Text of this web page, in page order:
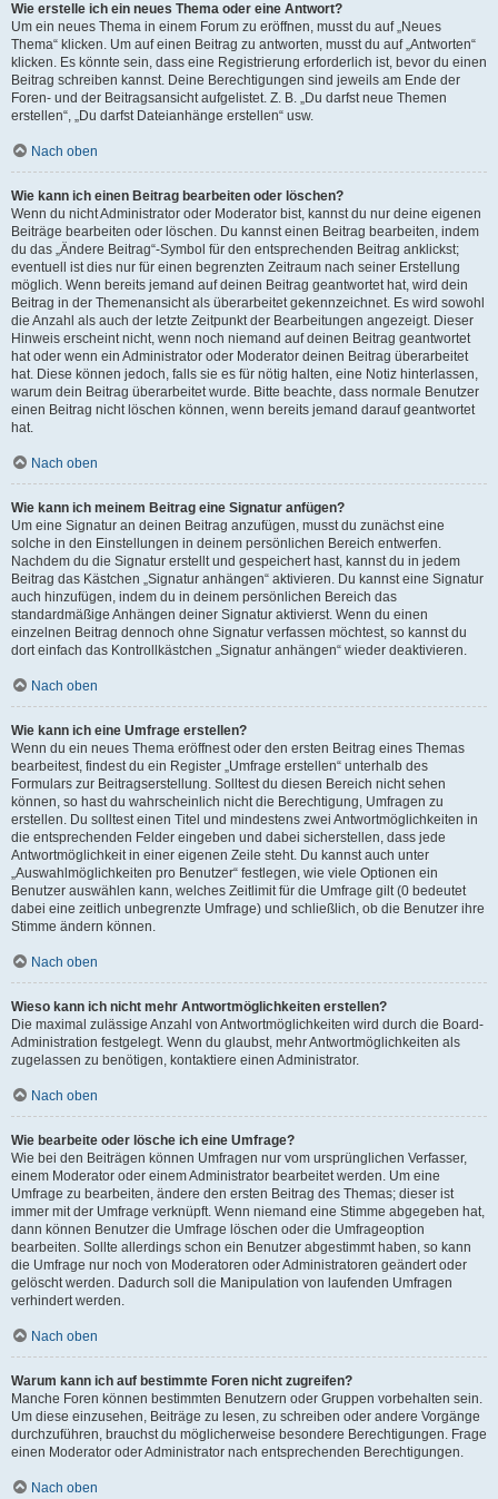
Wie erstelle ich ein neues Thema oder eine Antwort?
Um ein neues Thema in einem Forum zu eröffnen, musst du auf „Neues
Thema“ klicken. Um auf einen Beitrag zu antworten, musst du auf „Antworten“
klicken. Es könnte sein, dass eine Registrierung erforderlich ist, bevor du einen
Beitrag schreiben kannst. Deine Berechtigungen sind jeweils am Ende der
Foren- und der Beitragsansicht aufgelistet. Z. B. „Du darfst neue Themen
erstellen“, „Du darfst Dateianhänge erstellen“ usw.
Nach oben
Wie kann ich einen Beitrag bearbeiten oder löschen?
Wenn du nicht Administrator oder Moderator bist, kannst du nur deine eigenen
Beiträge bearbeiten oder löschen. Du kannst einen Beitrag bearbeiten, indem
du das „Ändere Beitrag“-Symbol für den entsprechenden Beitrag anklickst;
eventuell ist dies nur für einen begrenzten Zeitraum nach seiner Erstellung
möglich. Wenn bereits jemand auf deinen Beitrag geantwortet hat, wird dein
Beitrag in der Themenansicht als überarbeitet gekennzeichnet. Es wird sowohl
die Anzahl als auch der letzte Zeitpunkt der Bearbeitungen angezeigt. Dieser
Hinweis erscheint nicht, wenn noch niemand auf deinen Beitrag geantwortet
hat oder wenn ein Administrator oder Moderator deinen Beitrag überarbeitet
hat. Diese können jedoch, falls sie es für nötig halten, eine Notiz hinterlassen,
warum dein Beitrag überarbeitet wurde. Bitte beachte, dass normale Benutzer
einen Beitrag nicht löschen können, wenn bereits jemand darauf geantwortet
hat.
Nach oben
Wie kann ich meinem Beitrag eine Signatur anfügen?
Um eine Signatur an deinen Beitrag anzufügen, musst du zunächst eine
solche in den Einstellungen in deinem persönlichen Bereich entwerfen.
Nachdem du die Signatur erstellt und gespeichert hast, kannst du in jedem
Beitrag das Kästchen „Signatur anhängen“ aktivieren. Du kannst eine Signatur
auch hinzufügen, indem du in deinem persönlichen Bereich das
standardmäßige Anhängen deiner Signatur aktivierst. Wenn du einen
einzelnen Beitrag dennoch ohne Signatur verfassen möchtest, so kannst du
dort einfach das Kontrollkästchen „Signatur anhängen“ wieder deaktivieren.
Nach oben
Wie kann ich eine Umfrage erstellen?
Wenn du ein neues Thema eröffnest oder den ersten Beitrag eines Themas
bearbeitest, findest du ein Register „Umfrage erstellen“ unterhalb des
Formulars zur Beitragserstellung. Solltest du diesen Bereich nicht sehen
können, so hast du wahrscheinlich nicht die Berechtigung, Umfragen zu
erstellen. Du solltest einen Titel und mindestens zwei Antwortmöglichkeiten in
die entsprechenden Felder eingeben und dabei sicherstellen, dass jede
Antwortmöglichkeit in einer eigenen Zeile steht. Du kannst auch unter
„Auswahlmöglichkeiten pro Benutzer“ festlegen, wie viele Optionen ein
Benutzer auswählen kann, welches Zeitlimit für die Umfrage gilt (0 bedeutet
dabei eine zeitlich unbegrenzte Umfrage) und schließlich, ob die Benutzer ihre
Stimme ändern können.
Nach oben
Wieso kann ich nicht mehr Antwortmöglichkeiten erstellen?
Die maximal zulässige Anzahl von Antwortmöglichkeiten wird durch die Board-
Administration festgelegt. Wenn du glaubst, mehr Antwortmöglichkeiten als
zugelassen zu benötigen, kontaktiere einen Administrator.
Nach oben
Wie bearbeite oder lösche ich eine Umfrage?
Wie bei den Beiträgen können Umfragen nur vom ursprünglichen Verfasser,
einem Moderator oder einem Administrator bearbeitet werden. Um eine
Umfrage zu bearbeiten, ändere den ersten Beitrag des Themas; dieser ist
immer mit der Umfrage verknüpft. Wenn niemand eine Stimme abgegeben hat,
dann können Benutzer die Umfrage löschen oder die Umfrageoption
bearbeiten. Sollte allerdings schon ein Benutzer abgestimmt haben, so kann
die Umfrage nur noch von Moderatoren oder Administratoren geändert oder
gelöscht werden. Dadurch soll die Manipulation von laufenden Umfragen
verhindert werden.
Nach oben
Warum kann ich auf bestimmte Foren nicht zugreifen?
Manche Foren können bestimmten Benutzern oder Gruppen vorbehalten sein.
Um diese einzusehen, Beiträge zu lesen, zu schreiben oder andere Vorgänge
durchzuführen, brauchst du möglicherweise besondere Berechtigungen. Frage
einen Moderator oder Administrator nach entsprechenden Berechtigungen.
Nach oben